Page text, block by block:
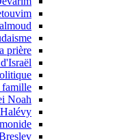
prière
famille
Noah